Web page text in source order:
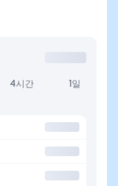
4시간 1일